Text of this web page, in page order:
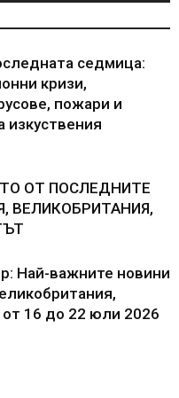
седмица:
кризи,
пожари и
изкуствения
ОТ ПОСЛЕДНИТЕ
ВЕЛИКОБРИТАНИЯ,
Най-важните новини
от 16 до 22 юли 2026